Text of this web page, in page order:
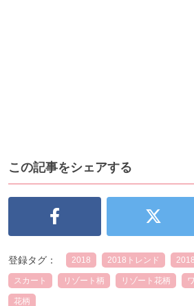
この記事をシェアする
登録タグ： 2018 2018トレンド
スカート リゾート柄 リゾート花柄
花柄